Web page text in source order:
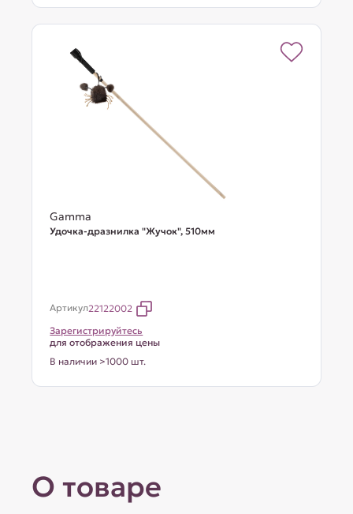
Gamma
Удочка-дразнилка "Жучок", 510мм
Артикул22122002
Зарегистрируйтесь
для отображения цены
В наличии >1000 шт.
О товаре